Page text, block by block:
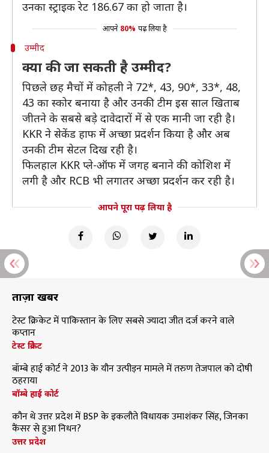
उनका स्ट्राइक रेट 186.67 का हो जाता है।
आपने 80% पढ़ लिया है
उम्मीद
क्या की जा सकती है उम्मीद?
पिछले छह मैचों में कोहली ने 72*, 43, 90*, 33*, 48,
43 का स्कोर बनाया है और उनकी टीम इस साल खिताब
जीतने के सबसे बड़े दावेदारों में से एक मानी जा रही है।
KKR ने सेकेंड हाफ में अच्छा प्रदर्शन किया है और अब
उनकी टीम सेटल दिख रही है।
फिलहाल KKR प्ले-ऑफ में जगह बनाने की कोशिश में
लगी है और RCB भी लगातर अच्छा प्रदर्शन कर रही है।
आपने पूरा पढ़ लिया है
ताज़ा खबरें
टेस्ट क्रिकेट में पाकिस्तान के लिए सबसे ज्यादा जीत दर्ज करने वाले
कप्तान
टेस्ट क्रिकेट
बॉम्बे हाई कोर्ट ने 2013 के यौन उत्पीड़न मामले में तरुण तेजपाल को दोषी
ठहराया
बॉम्बे हाई कोर्ट
कौन थे उत्तर प्रदेश में BSP के इकलौते विधायक उमाशंकर सिंह, जिनका
कैंसर से हुआ निधन?
उत्तर प्रदेश